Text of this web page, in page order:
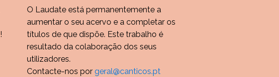
!
O Laudate está permanentemente a
aumentar o seu acervo e a completar os
títulos de que dispõe. Este trabalho é
resultado da colaboração dos seus
utilizadores.
Contacte-nos porgeral@canticos.pt